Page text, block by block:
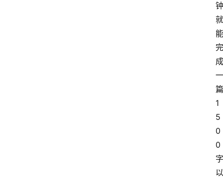
钟
就
能
完
成
一
篇
1
5
0
0
字
以